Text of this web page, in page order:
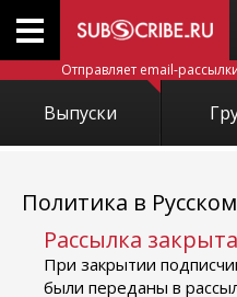
Отправляет email-
Выпуски
Политика в
Рассылка закрыта
При закрытии
были переданы в